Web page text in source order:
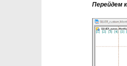
Перейдем